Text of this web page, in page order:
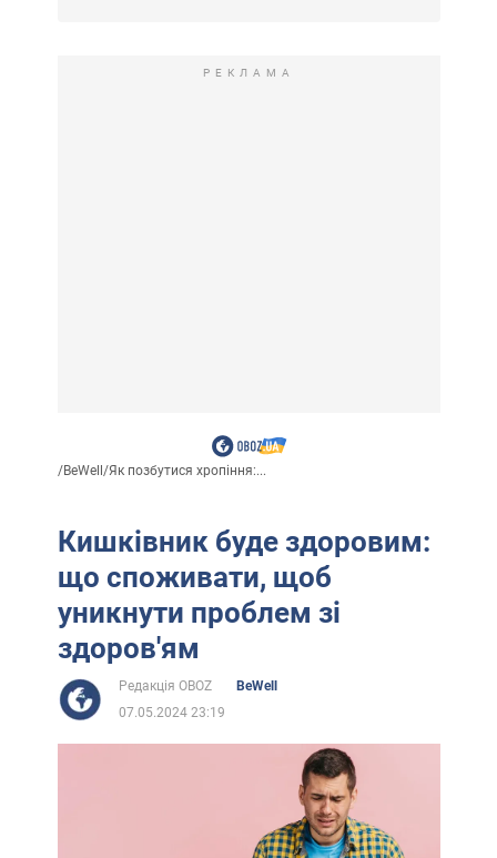
РЕКЛАМА
/BeWell/Як позбутися хропіння:...
Кишківник буде здоровим:
що споживати, щоб
уникнути проблем зі
здоров'ям
Редакція OBOZ
BeWell
07.05.2024 23:19